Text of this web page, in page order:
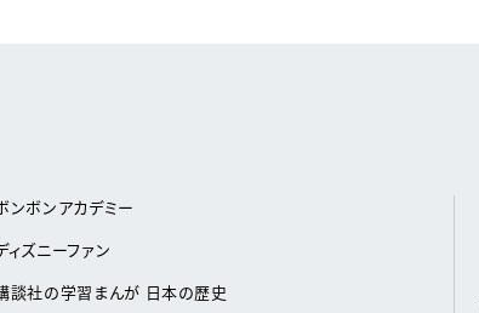
ンボンアカデミー
ィズニーファン
談社の学習まんが 日本の歴史